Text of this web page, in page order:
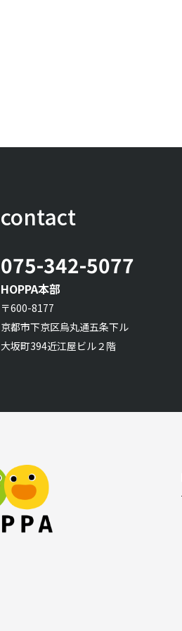
contact
075-342-5077
HOPPA本部
〒600-8177
京都市下京区烏丸通五条下ル
大坂町394近江屋ビル２階